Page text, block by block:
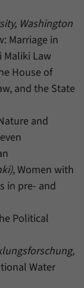
Washington
Marriage in
Maliki Law
House of
and the State
and
, Women with
in pre- and
Political
Water